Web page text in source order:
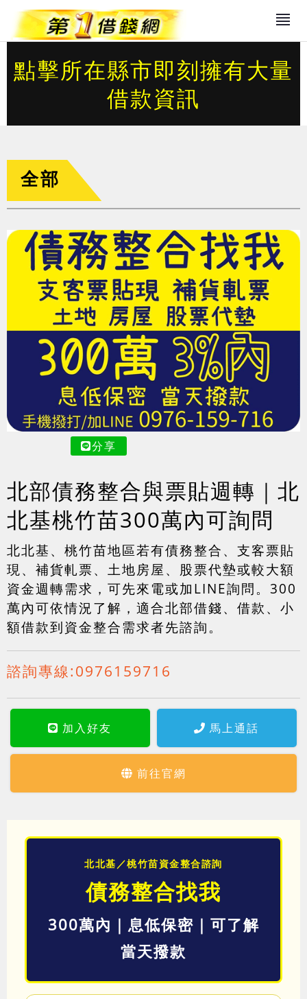
點擊所在縣市即刻擁有大量
借款資訊
全部
分享
北部債務整合與票貼週轉｜北
北基桃竹苗300萬內可詢問
北北基、桃竹苗地區若有債務整合、支客票貼
現、補貨軋票、土地房屋、股票代墊或較大額
資金週轉需求，可先來電或加LINE詢問。300
萬內可依情況了解，適合北部借錢、借款、小
額借款到資金整合需求者先諮詢。
諮詢專線:0976159716
加入好友 馬上通話
前往官網
北北基／桃竹苗資金整合諮詢
債務整合找我
300萬內｜息低保密｜可了解
當天撥款